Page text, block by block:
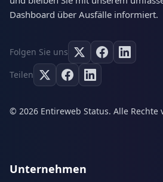
Dashboard über Ausfälle informiert.
Folgen Sie uns
Teilen
© 2026 Entireweb Status. Alle Rechte
Unternehmen